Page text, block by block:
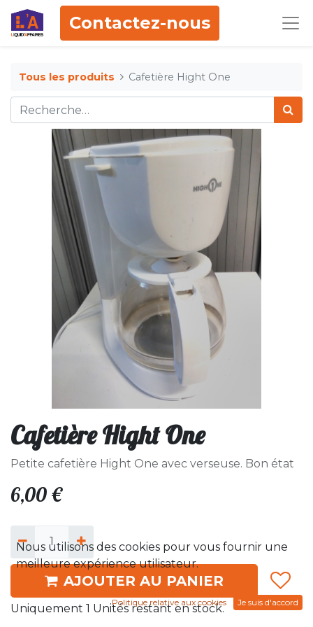
Contactez-nous
Tous les produits Cafetière Hight One
Cafetière Hight One
Petite cafetière Hight One avec verseuse. Bon état
6,00 €
AJOUTER AU PANIER
Uniquement 1 Unités restant en stock.
Nous utilisons des cookies pour vous fournir une
meilleure expérience utilisateur.
Politique relative aux cookies Je suis d'accord